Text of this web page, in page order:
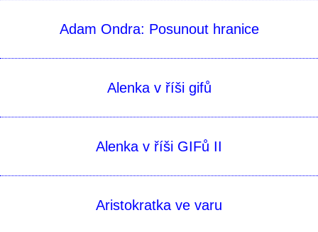
Adam Ondra: Posunout hranice
Alenka v říši gifů
Alenka v říši GIFů II
Aristokratka ve varu